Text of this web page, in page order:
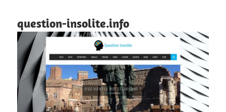
question-insolite.info